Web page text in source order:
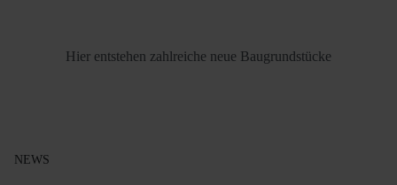
Hier entstehen zahlreiche neue Baugrundstücke
NEWS